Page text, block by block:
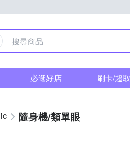
必逛好店 刷卡/超取
隨身機/類單眼